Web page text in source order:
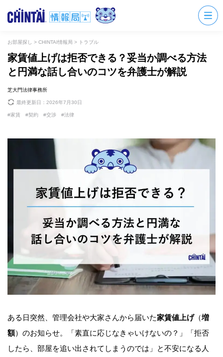
お部屋探し > CHINTAI情報局 > トラブル
家賃値上げは拒否できる？妥当か調べる方法
と円満な話し合いのコツを弁護士が解説
芝大門法律事務所
最終更新日： 2026年7月30日
家賃 契約 交渉 法律
ある日突然、管理会社や大家さんから届いた家賃値上げ（増
額）のお知らせ。「素直に応じなきゃいけないの？」「拒否
したら、部屋を追い出されてしまうのでは」と不安になる人